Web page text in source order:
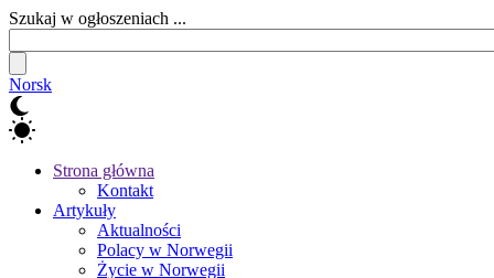
Szukaj w ogłoszeniach ...
Norsk
Strona główna
Kontakt
Artykuły
Aktualności
Polacy w Norwegii
Życie w Norwegii